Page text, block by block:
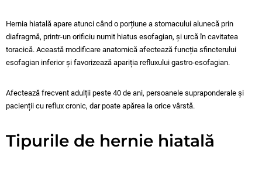
Hernia hiatală apare atunci când o porțiune a stomacului alunecă prin
diafragmă, printr-un orificiu numit hiatus esofagian, și urcă în cavitatea
toracică. Această modificare anatomică afectează funcția sfincterului
esofagian inferior și favorizează apariția refluxului gastro-esofagian.
Afectează frecvent adulții peste 40 de ani, persoanele supraponderale și
pacienții cu reflux cronic, dar poate apărea la orice vârstă.
Tipurile de hernie hiatală